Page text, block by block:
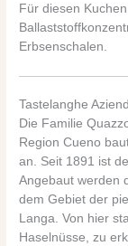
Für diesen
Erbsenschalen.
Tastelanghe
Die Familie
Region Cueno
an. Seit 1891 ist
Angebaut werden
dem Gebiet der
Langa. Von hier
Haselnüsse, zu